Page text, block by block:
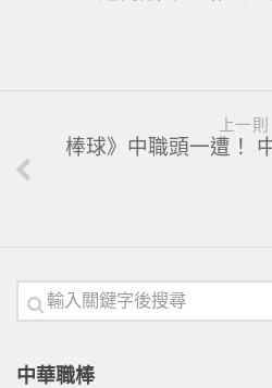
上一則
棒球》中職頭一遭！
中華職棒